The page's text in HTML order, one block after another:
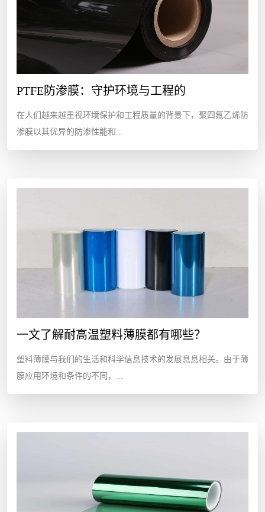
PTFE防渗膜：守护环境与工程的
在人们越来越重视环境保护和工程质量的背景下，聚四氟乙烯防
渗膜以其优异的防渗性能和...
一文了解耐高温塑料薄膜都有哪些？
塑料薄膜与我们的生活和科学信息技术的发展息息相关。由于薄
膜应用环境和条件的不同，...